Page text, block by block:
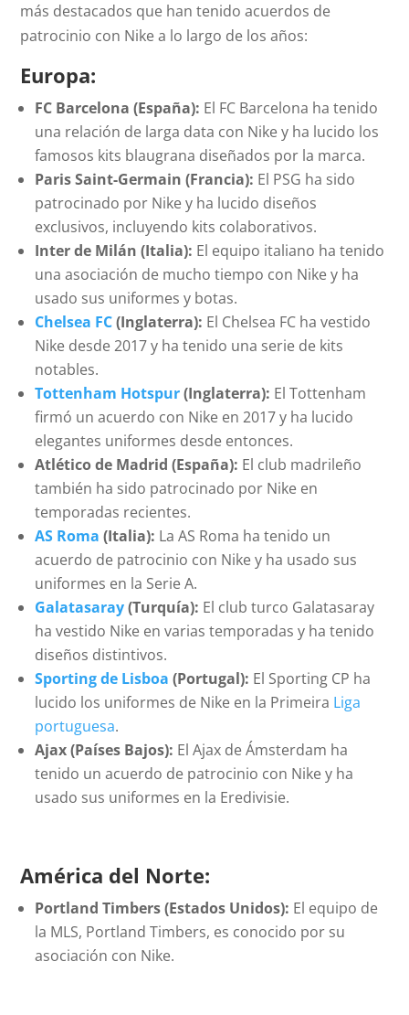
más destacados que han tenido acuerdos de
patrocinio con Nike a lo largo de los años:
Europa:
FC Barcelona (España): El FC Barcelona ha tenido
una relación de larga data con Nike y ha lucido los
famosos kits blaugrana diseñados por la marca.
Paris Saint-Germain (Francia): El PSG ha sido
patrocinado por Nike y ha lucido diseños
exclusivos, incluyendo kits colaborativos.
Inter de Milán (Italia): El equipo italiano ha tenido
una asociación de mucho tiempo con Nike y ha
usado sus uniformes y botas.
Chelsea FC(Inglaterra): El Chelsea FC ha vestido
Nike desde 2017 y ha tenido una serie de kits
notables.
Tottenham Hotspur(Inglaterra): El Tottenham
firmó un acuerdo con Nike en 2017 y ha lucido
elegantes uniformes desde entonces.
Atlético de Madrid (España): El club madrileño
también ha sido patrocinado por Nike en
temporadas recientes.
AS Roma (Italia): La AS Roma ha tenido un
acuerdo de patrocinio con Nike y ha usado sus
uniformes en la Serie A.
Galatasaray(Turquía): El club turco Galatasaray
ha vestido Nike en varias temporadas y ha tenido
diseños distintivos.
Sporting de Lisboa (Portugal): El Sporting CP ha
lucido los uniformes de Nike en la Primeira Liga
portuguesa.
Ajax (Países Bajos): El Ajax de Ámsterdam ha
tenido un acuerdo de patrocinio con Nike y ha
usado sus uniformes en la Eredivisie.
América del Norte:
Portland Timbers (Estados Unidos): El equipo de
la MLS, Portland Timbers, es conocido por su
asociación con Nike.